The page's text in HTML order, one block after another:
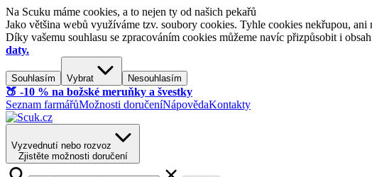
Na Scuku máme cookies, a to nejen ty od našich pekařů
Jako většina webů využíváme tzv. soubory cookies. Tyhle cookies nekřupou,
Díky vašemu souhlasu se zpracováním cookies můžeme navíc přizpůsobit i
daty.
Souhlasím Vybrat Nesouhlasím
🍑​ -10 % na božské meruňky a švestky
Seznam farmářůMožnosti doručeníNápovědaKontakty
Vyzvednutí nebo rozvoz
Zjistěte možnosti doručení